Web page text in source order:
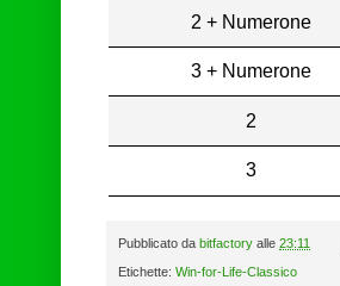
2 + Numerone
3 + Numerone
2
3
Pubblicato da bitfactory alle 23:11
Etichette: Win-for-Life-Classico